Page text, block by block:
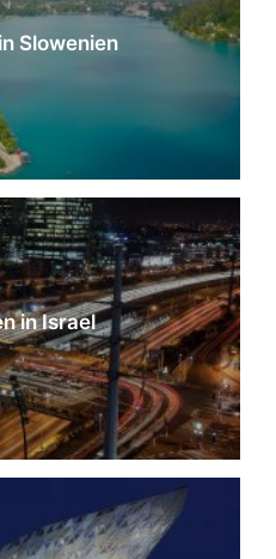
Slowenien
in Israel